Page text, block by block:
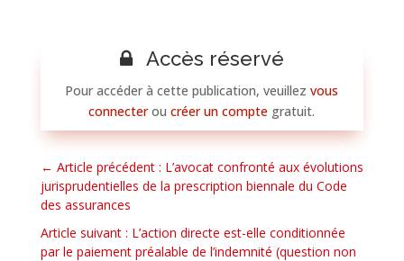
Accès réservé
Pour accéder à cette publication, veuillezvous
connecteroucréer un compte gratuit.
← Article précédent : L’avocat confronté aux évolutions
jurisprudentielles de la prescription biennale du Code
des assurances
Article suivant : L’action directe est-elle conditionnée
par le paiement préalable de l’indemnité (question non